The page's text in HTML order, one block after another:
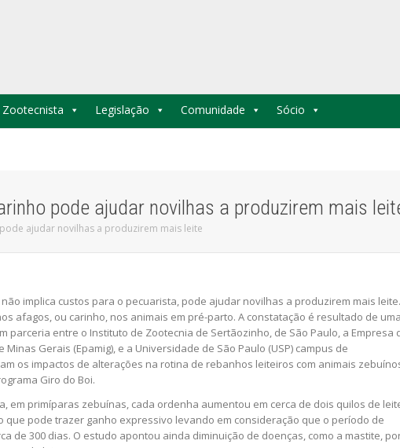
Zootecnista Legislação Comunidade Sócio
pode ajudar novilhas a produzirem mais
ajudar novilhas a produzirem mais leite
implica custos para o pecuarista, pode ajudar novilhas a produzirem mais leite.
afagos, ou carinho, nos animais em pré-parto. A constatação é resultado de uma
parceria entre o Instituto de Zootecnia de Sertãozinho, de São Paulo, a Empresa
Gerais (Epamig), e a Universidade de São Paulo (USP) campus de
os impactos de alterações na rotina de rebanhos leiteiros com animais
Giro do Boi.
em primíparas zebuínas, cada ordenha aumentou em cerca de dois quilos de
que pode trazer ganho expressivo levando em consideração que o período de
de 300 dias. O estudo apontou ainda diminuição de doenças, como a mastite,